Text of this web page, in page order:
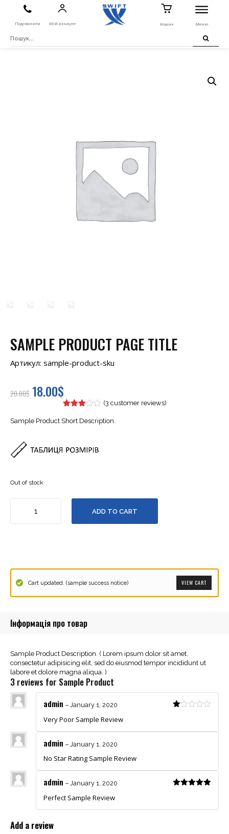
Подзвонити Мій аккаунт Кошик Меню
SAMPLE PRODUCT PAGE TITLE
Артикул: sample-product-sku
20.00$ 18.00$
(3 customer reviews)
Sample Product Short Description.
Out of stock
ADD TO CART
VIEW CART
Cart updated. (sample success notice)
Інформація про товар
Sample Product Description. ( Lorem ipsum dolor sit amet,
consectetur adipisicing elit, sed do eiusmod tempor incididunt ut
labore et dolore magna aliqua. )
3 reviews for Sample Product
admin – January 1, 2020
Very Poor Sample Review
admin – January 1, 2020
No Star Rating Sample Review
admin – January 1, 2020
Perfect Sample Review
Add a review